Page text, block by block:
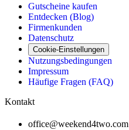
Gutscheine kaufen
Entdecken (Blog)
Firmenkunden
Datenschutz
Cookie-Einstellungen
Nutzungsbedingungen
Impressum
Häufige Fragen (FAQ)
Kontakt
office@weekend4two.com